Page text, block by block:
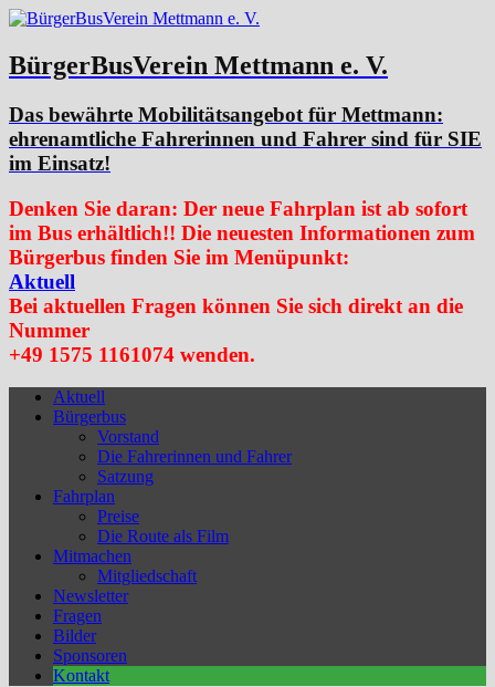
BürgerBusVerein Mettmann e. V.
Das bewährte Mobilitätsangebot für Mettmann:
ehrenamtliche Fahrerinnen und Fahrer sind für SIE
im Einsatz!
Denken Sie daran: Der neue Fahrplan ist ab sofort
im Bus erhältlich!! Die neuesten Informationen zum
Bürgerbus finden Sie im Menüpunkt:
Aktuell
Bei aktuellen Fragen können Sie sich direkt an die
Nummer
+49 1575 1161074 wenden.
Aktuell
Bürgerbus
Vorstand
Die Fahrerinnen und Fahrer
Satzung
Fahrplan
Preise
Die Route als Film
Mitmachen
Mitgliedschaft
Newsletter
Fragen
Bilder
Sponsoren
Kontakt